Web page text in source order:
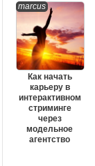
marcus
Как начать
карьеру в
интерактивном
стриминге
через
модельное
агентство